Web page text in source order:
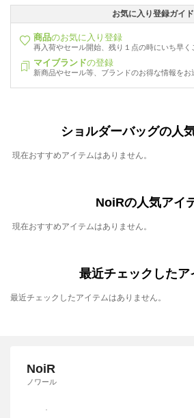
お気に入り登録ガイド
商品のお気に入り登録
再入荷やセール開始、残り１点の時にいち早く
マイブランドの登録
新商品やセール等、ブランドのお得な情報をお
ショルダーバッグの人
現在おすすめアイテムはありません。
NoiRの人気アイ
現在おすすめアイテムはありません。
最近チェックしたア
最近チェックしたアイテムはありません。
NoiR
ノワール